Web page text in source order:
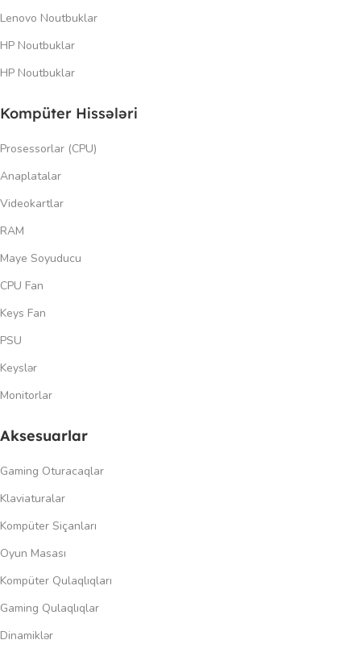
Lenovo Noutbuklar
HP Noutbuklar
HP Noutbuklar
Kompüter Hissələri
Prosessorlar (CPU)
Anaplatalar
Videokartlar
RAM
Maye Soyuducu
CPU Fan
Keys Fan
PSU
Keyslər
Monitorlar
Aksesuarlar
Gaming Oturacaqlar
Klaviaturalar
Kompüter Siçanları
Oyun Masası
Kompüter Qulaqlıqları
Gaming Qulaqlıqlar
Dinamiklər